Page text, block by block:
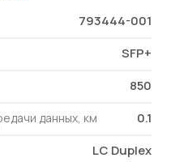
793444-001
SFP+
850
данных, км 0.1
LC Duplex